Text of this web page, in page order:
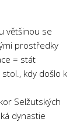
většinou se
prostředky
= stát
kdy došlo k
Selžutských
dynastie